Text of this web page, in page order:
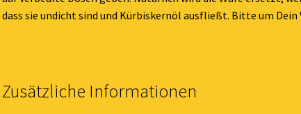
dass sie undicht sind und Kürbiskernöl ausfließt. Bitte um Dein
Zusätzliche Informationen